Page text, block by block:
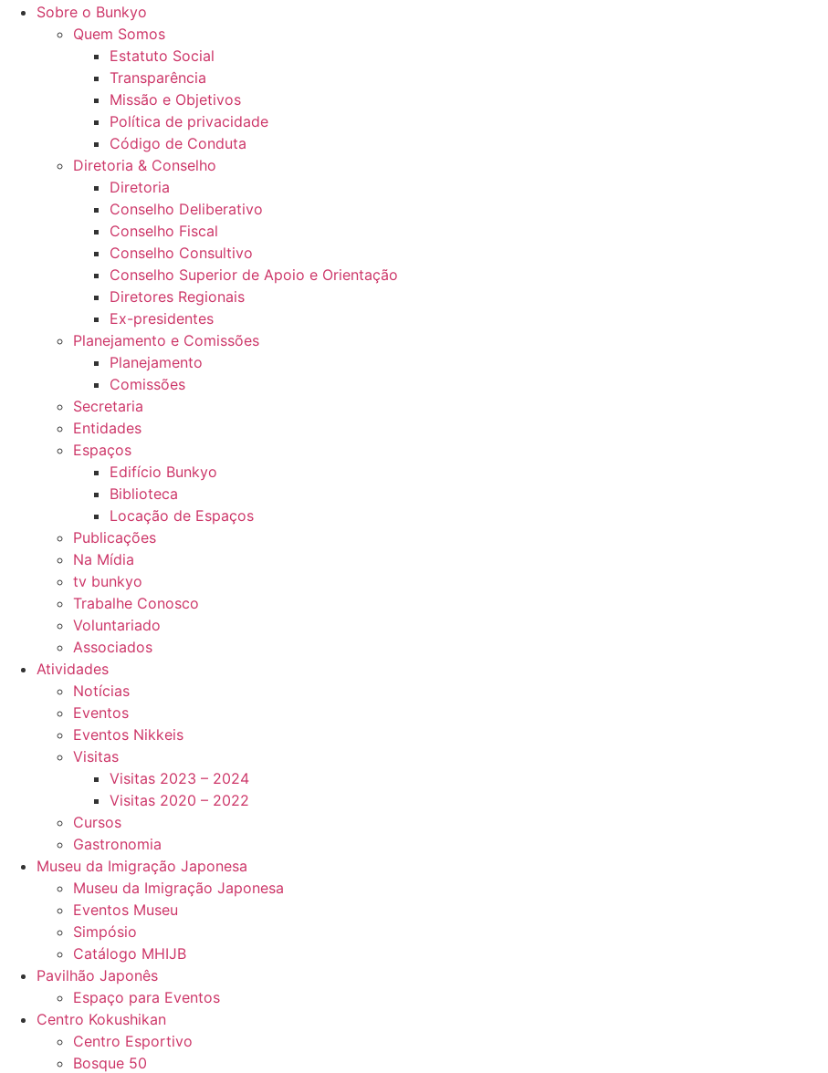
Sobre o Bunkyo
Quem Somos
Estatuto Social
Transparência
Missão e Objetivos
Política de privacidade
Código de Conduta
Diretoria & Conselho
Diretoria
Conselho Deliberativo
Conselho Fiscal
Conselho Consultivo
Conselho Superior de Apoio e Orientação
Diretores Regionais
Ex-presidentes
Planejamento e Comissões
Planejamento
Comissões
Secretaria
Entidades
Espaços
Edifício Bunkyo
Biblioteca
Locação de Espaços
Publicações
Na Mídia
tv bunkyo
Trabalhe Conosco
Voluntariado
Associados
Atividades
Notícias
Eventos
Eventos Nikkeis
Visitas
Visitas 2023 – 2024
Visitas 2020 – 2022
Cursos
Gastronomia
Museu da Imigração Japonesa
Museu da Imigração Japonesa
Eventos Museu
Simpósio
Catálogo MHIJB
Pavilhão Japonês
Espaço para Eventos
Centro Kokushikan
Centro Esportivo
Bosque 50